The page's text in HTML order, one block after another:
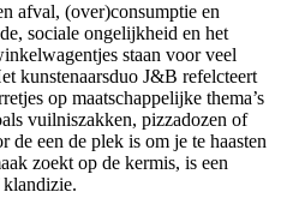
afval, (over)consumptie en
sociale ongelijkheid en het
staan voor veel
kunstenaarsduo J&B refelcteert
op maatschappelijke thema’s
vuilniszakken, pizzadozen of
een de plek is om je te haasten
zoekt op de kermis, is een
klandizie.